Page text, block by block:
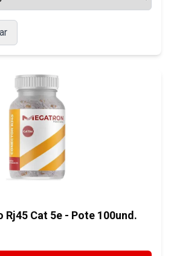
E-commerce
Contate-nos
Cat 5e - Pote 100und.